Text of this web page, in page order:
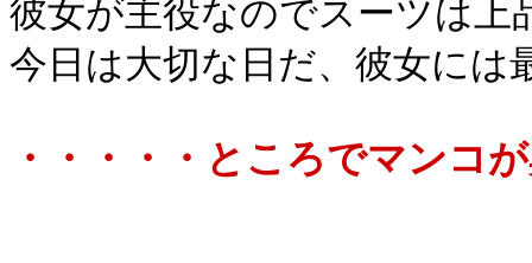
彼女が主役なのでスーツは
今日は大切な日だ、彼女には
・・・・・ところでマンコ